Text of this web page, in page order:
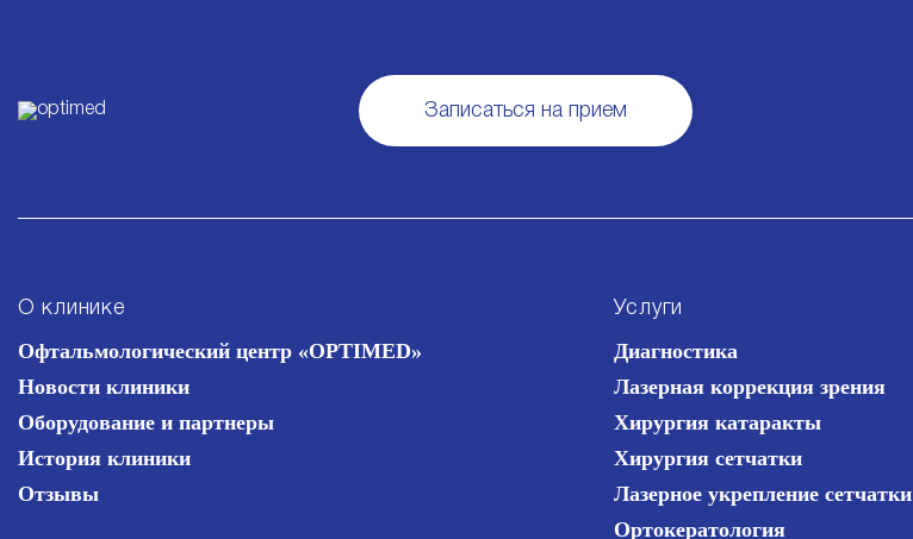
Записаться на прием
О клинике
Офтальмологический центр «OPTIMED»
Новости клиники
Оборудование и партнеры
История клиники
Отзывы
Услуги
Диагностика
Лазерная коррекция зрения
Хирургия катаракты
Хирургия сетчатки
Лазерное укрепление сетчатки
Ортокератология